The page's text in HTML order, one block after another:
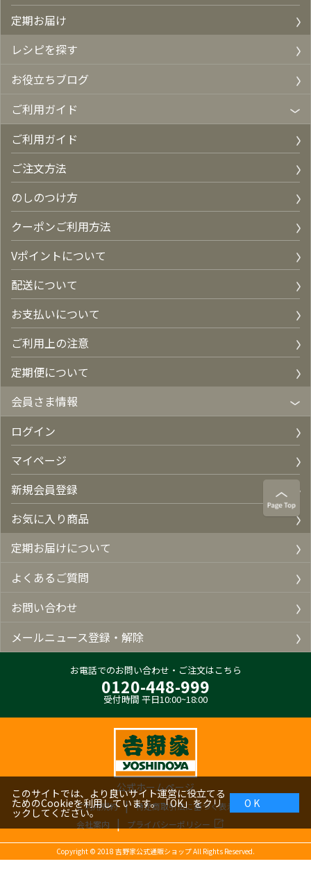
定期お届け
レシピを探す
お役立ちブログ
ご利用ガイド
ご利用ガイド
ご注文方法
のしのつけ方
クーポンご利用方法
Vポイントについて
配送について
お支払いについて
ご利用上の注意
定期便について
会員さま情報
ログイン
マイページ
新規会員登録
お気に入り商品
定期お届けについて
よくあるご質問
お問い合わせ
メールニュース登録・解除
お電話でのお問い合わせ・ご注文はこちら
0120-448-999
受付時間 平日10:00~18:00
公式ホームページ
ご利用規約
特定商取引法に基づく表示
会社案内
プライバシーポリシー
Copyright © 2018 吉野家公式通販ショップ All Rights Reserved.
このサイトでは、より良いサイト運営に役立てる
ためのCookieを利用しています。「OK」をクリ
ックしてください。
O K